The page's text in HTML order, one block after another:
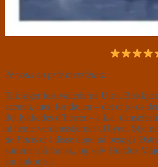
Je vous en prie messieurs.
Tak siger festivallederne Ulrik
scenen, men for dælen – det er jo os
det lykkedes d’herrer – a.k.a.
at hente verdensstjerner til byen.
de Paris er i disse dage på besøg i
summer på fransk, og selv Hendes
sin ankomst.